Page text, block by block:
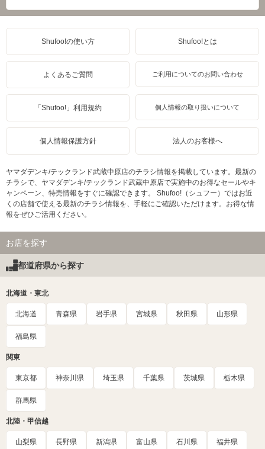
Shufoo!の使い方 Shufoo!とは
よくあるご質問 ご利用についてのお問い合わせ
「Shufoo!」利用規約 個人情報の取り扱いについて
個人情報保護方針 法人のお客様へ
ヤマダデンキ/テックランド武蔵中原店のチラシ情報を掲載しています。最新の
チラシで、ヤマダデンキ/テックランド武蔵中原店で実施中のお得なセールやキ
ャンペーン、特売情報をすぐに確認できます。 Shufoo!（シュフー）ではお近
くの店舗で使える最新のチラシ情報を、手軽にご確認いただけます。お得な情
報をぜひご活用ください。
お店を探す
都道府県から探す
北海道・東北
北海道 青森県 岩手県 宮城県 秋田県 山形県
福島県
関東
東京都 神奈川県 埼玉県 千葉県 茨城県 栃木県
群馬県
北陸・甲信越
山梨県 長野県 新潟県 富山県 石川県 福井県